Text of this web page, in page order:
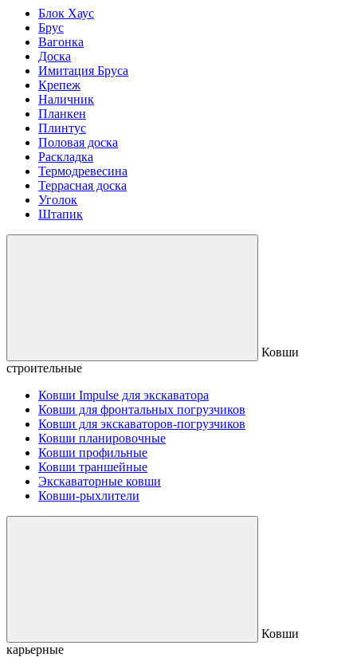
Блок Хаус
Брус
Вагонка
Доска
Имитация Бруса
Крепеж
Наличник
Планкен
Плинтус
Половая доска
Раскладка
Термодревесина
Террасная доска
Уголок
Штапик
Ковши
строительные
Ковши Impulse для экскаватора
Ковши для фронтальных погрузчиков
Ковши для экскаваторов-погрузчиков
Ковши планировочные
Ковши профильные
Ковши траншейные
Экскаваторные ковши
Ковши-рыхлители
Ковши
карьерные